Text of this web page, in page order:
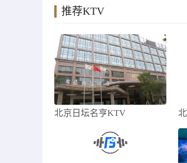
推荐KTV
北京日坛名亨KTV